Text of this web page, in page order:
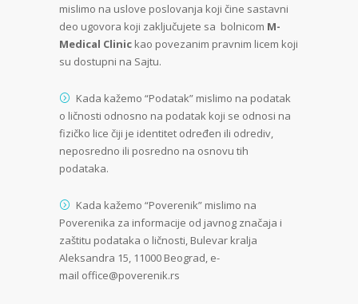
mislimo na uslove poslovanja koji čine sastavni
deo ugovora koji zaključujete sa bolnicom M-
Medical Clinic kao povezanim pravnim licem koji
su dostupni na Sajtu.
Kada kažemo “Podatak” mislimo na podatak
o ličnosti odnosno na podatak koji se odnosi na
fizičko lice čiji je identitet određen ili odrediv,
neposredno ili posredno na osnovu tih
podataka.
Kada kažemo “Poverenik” mislimo na
Poverenika za informacije od javnog značaja i
zaštitu podataka o ličnosti, Bulevar kralja
Aleksandra 15, 11000 Beograd, e-
mail office@poverenik.rs